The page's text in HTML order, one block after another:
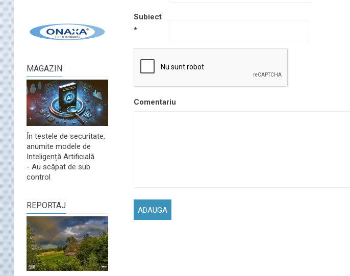
MAGAZIN
În testele de securitate,
anumite modele de
Inteligență Artificială
- Au scăpat de sub
control
REPORTAJ
Subiect
*
Comentariu